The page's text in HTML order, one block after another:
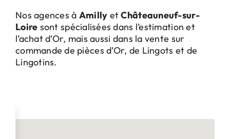
Nos agences à Amilly etChâteauneuf-sur-
Loire sont spécialisées dans l’estimation et
l’achat d’Or, mais aussi dans la vente sur
commande de pièces d’Or, de Lingots et de
Lingotins.